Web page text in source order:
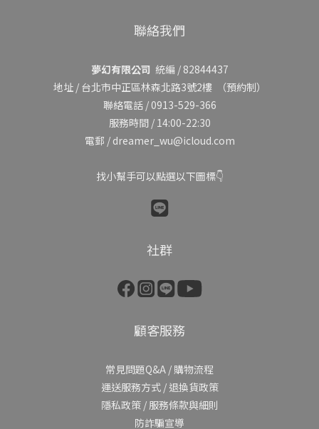
聯絡我們
夢幻有限公司 統編 / 82844437
地址 / 台北市中正區林森北路3號2樓（預約制）
聯絡電話 / 0913-529-366
服務時間 / 14:00-22:30
電郵 / dreamer_wu@icloud.com
找小幫手可以點選以下圖標👇
社群
顧客服務
常見問題Q&A / 購物流程
運送服務方式/ 退換貨政策
隱私政策/ 服務條款與細則
防詐騙宣導